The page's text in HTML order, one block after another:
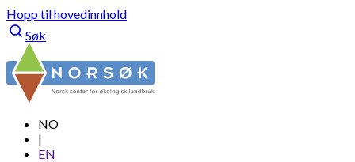
Hopp til hovedinnhold
Søk
NO
|
EN